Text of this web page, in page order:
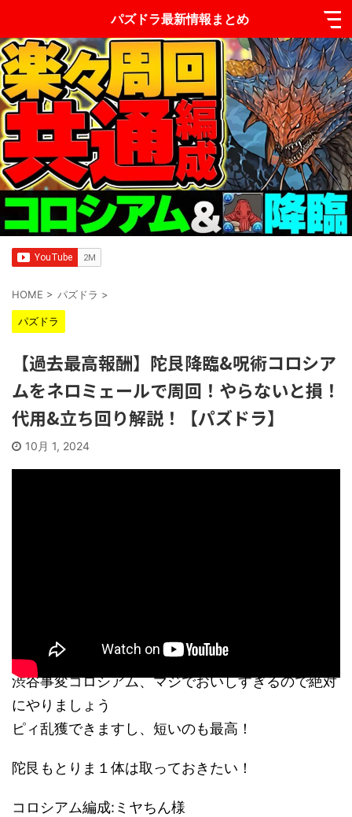
パズドラ最新情報まとめ
HOME > パズドラ >
パズドラ
【過去最高報酬】陀艮降臨&呪術コロシア
ムをネロミェールで周回！やらないと損！
代用&立ち回り解説！【パズドラ】
10月 1, 2024
渋谷事変コロシアム、マジでおいしすぎるので絶対
にやりましょう
ピィ乱獲できますし、短いのも最高！
陀艮もとりま１体は取っておきたい！
コロシアム編成:ミヤちん様